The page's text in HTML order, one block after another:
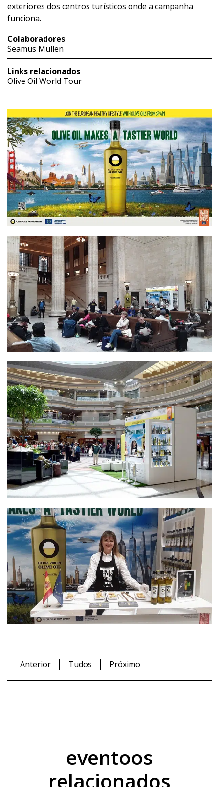
exteriores dos centros turísticos onde a campanha
funciona.
Colaboradores
Seamus Mullen
Links relacionados
Olive Oil World Tour
Anterior Tudos Próximo
eventoos
relacionados